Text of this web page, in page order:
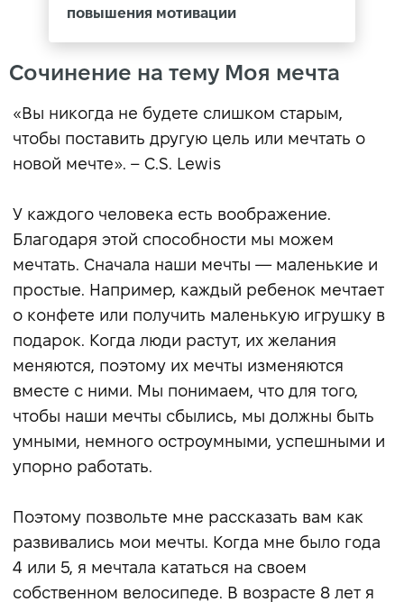
повышения мотивации
Сочинение на тему Моя мечта
«Вы никогда не будете слишком старым,
чтобы поставить другую цель или мечтать о
новой мечте». – C.S. Lewis
У каждого человека есть воображение.
Благодаря этой способности мы можем
мечтать. Сначала наши мечты — маленькие и
простые. Например, каждый ребенок мечтает
о конфете или получить маленькую игрушку в
подарок. Когда люди растут, их желания
меняются, поэтому их мечты изменяются
вместе с ними. Мы понимаем, что для того,
чтобы наши мечты сбылись, мы должны быть
умными, немного остроумными, успешными и
упорно работать.
Поэтому позвольте мне рассказать вам как
развивались мои мечты. Когда мне было года
4 или 5, я мечтала кататься на своем
собственном велосипеде. В возрасте 8 лет я